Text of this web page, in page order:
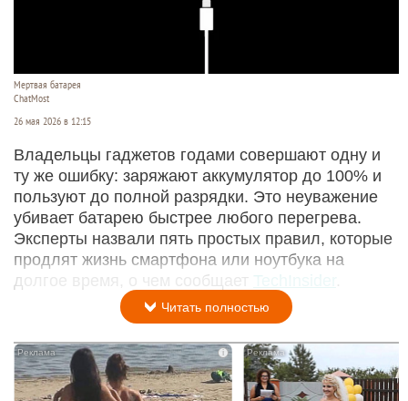
Мертвая батарея
ChatMost
26 мая 2026 в 12:15
Владельцы гаджетов годами совершают одну и
ту же ошибку: заряжают аккумулятор до 100% и
пользуют до полной разрядки. Это неуважение
убивает батарею быстрее любого перегрева.
Эксперты назвали пять простых правил, которые
продлят жизнь смартфона или ноутбука на
долгое время, о чем сообщает TechInsider
Читать полностью
i